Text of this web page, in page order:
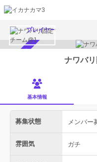
プレイヤー
ナワバ
基本情報
募集状態 メンバー
雰囲気 ガチ